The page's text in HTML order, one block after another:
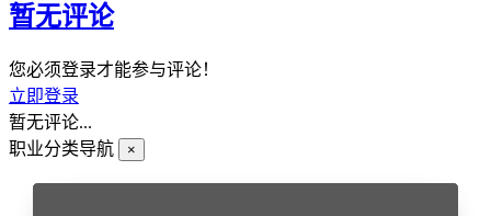
暂无评论
您必须登录才能参与评论！
立即登录
暂无评论...
职业分类导航
×